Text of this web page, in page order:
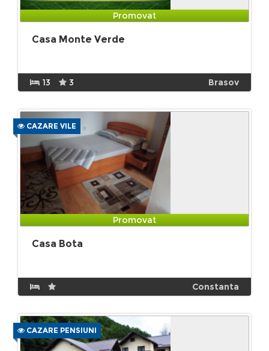
Promovat
Casa Monte Verde
13 3 Brasov
CAZARE VILE
Promovat
Casa Bota
Constanta
CAZARE PENSIUNI